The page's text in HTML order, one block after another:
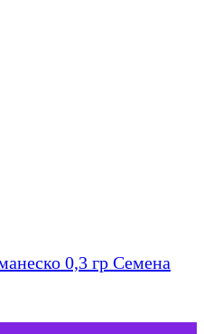
0,3 гр Семена